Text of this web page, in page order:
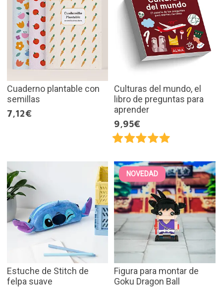
Cuaderno plantable con
semillas
7,12€
Culturas del mundo, el
libro de preguntas para
aprender
9,95€
Estuche de Stitch de
felpa suave
NOVEDAD
Figura para montar de
Goku Dragon Ball